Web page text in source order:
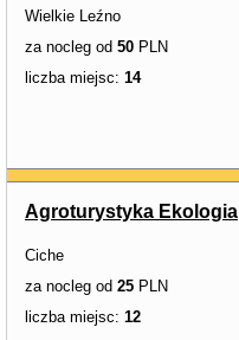
Wielkie Leźno
za nocleg od 50 PLN
liczba miejsc: 14
Agroturystyka Ekologia
Ciche
za nocleg od 25 PLN
liczba miejsc: 12